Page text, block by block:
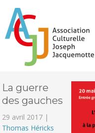
La guerre
des gauches
29 avril 2017 |
Thomas Héricks